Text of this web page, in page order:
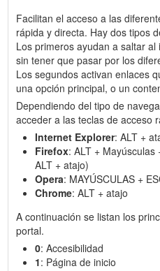
Facilitan el acceso a las
rápida y directa. Hay dos tipos
Los primeros ayudan a saltar
sin tener que pasar por los
Los segundos activan enlaces
una opción principal, o un
Dependiendo del tipo de
acceder a las teclas de acceso
Internet Explorer: ALT +
Firefox: ALT +
ALT + atajo)
Opera: MAYÚSCULAS +
Chrome: ALT + atajo
A continuación se listan los
portal.
0: Accesibilidad
1: Página de inicio